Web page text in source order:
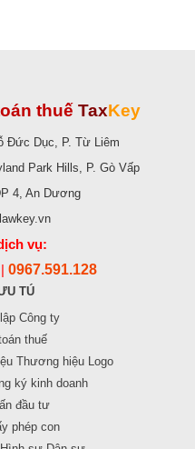
thuế TaxKey
Đức Dục, P. Từ Liêm
Park Hills, P. Gò Vấp
4, An Dương
vụ:
0967.591.128
TÚ
Công ty
thuế
Thương hiệu Logo
ký kinh doanh
đầu tư
phép con